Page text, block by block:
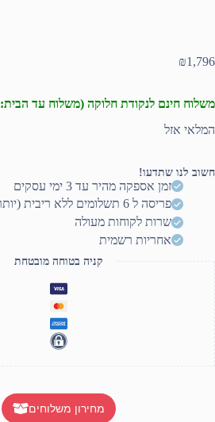
₪1,796
משלוח חינם לנקודת חלוקה (משלוח עד הבית: 50₪)
המלאי אזל
חשוב לנו שתדעו!
זמן אספקה מהיר עד 3 ימי עסקים
פריסה ל 6 תשלומים ללא ריבית (יותר? דברו איתנו)
שרות לקוחות מעולה
אחריות רשמית
קניה בטוחה מובטחת
מחירון משלוחים